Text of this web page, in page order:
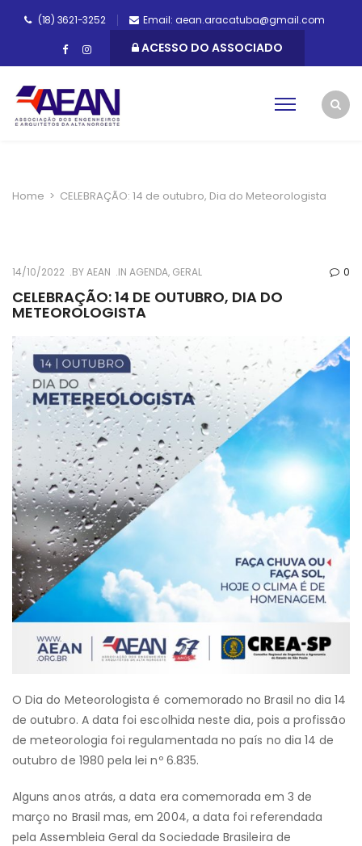
(18) 3621-3252 Email: aean.aracatuba@gmail.com
ACESSO DO ASSOCIADO
Home > CELEBRAÇÃO: 14 de outubro, Dia do Meteorologista
14/10/2022 BYAEAN IN AGENDA, GERAL 0
CELEBRAÇÃO: 14 DE OUTUBRO, DIA DO
METEOROLOGISTA
O Dia do Meteorologista é comemorado no Brasil no dia 14
de outubro. A data foi escolhida neste dia, pois a profissão
de meteorologia foi regulamentada no país no dia 14 de
outubro de 1980 pela lei nº 6.835.
Alguns anos atrás, a data era comemorada em 3 de
março no Brasil mas, em 2004, a data foi referendada
pela Assembleia Geral da Sociedade Brasileira de